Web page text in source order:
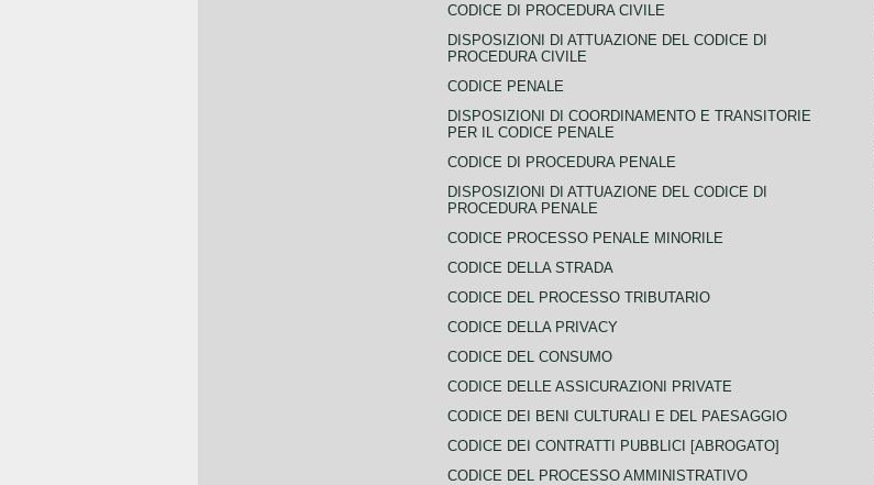
CODICE DI PROCEDURA CIVILE
DISPOSIZIONI DI ATTUAZIONE DEL CODICE DI
PROCEDURA CIVILE
CODICE PENALE
DISPOSIZIONI DI COORDINAMENTO E TRANSITORIE
PER IL CODICE PENALE
CODICE DI PROCEDURA PENALE
DISPOSIZIONI DI ATTUAZIONE DEL CODICE DI
PROCEDURA PENALE
CODICE PROCESSO PENALE MINORILE
CODICE DELLA STRADA
CODICE DEL PROCESSO TRIBUTARIO
CODICE DELLA PRIVACY
CODICE DEL CONSUMO
CODICE DELLE ASSICURAZIONI PRIVATE
CODICE DEI BENI CULTURALI E DEL PAESAGGIO
CODICE DEI CONTRATTI PUBBLICI [ABROGATO]
CODICE DEL PROCESSO AMMINISTRATIVO